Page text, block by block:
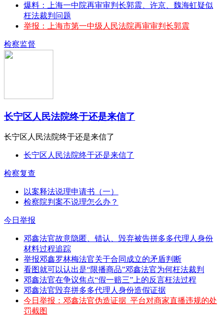
爆料：上海一中院再审审判长郭震、许京、魏海虹疑似
枉法裁判问题
举报：上海市第一中级人民法院再审审判长郭震
检察监督
长宁区人民法院终于还是来信了
长宁区人民法院终于还是来信了
长宁区人民法院终于还是来信了
检察复查
以案释法说理申请书（一）
检察院判案不说理怎么办？
今日举报
邓鑫法官故意隐匿、错认、毁弃被告拼多多代理人身份
材料过程追踪
举报邓鑫罗林梅法官关于合同成立的矛盾判断
看图就可以认出是“限播商品”邓鑫法官为何枉法裁判
邓鑫法官在争议焦点“假一赔三”上的反言枉法过程
邓鑫法官毁弃拼多多代理人身份造假证据
今日举报：邓鑫法官伪造证据_平台对商家直播违规的处
罚截图